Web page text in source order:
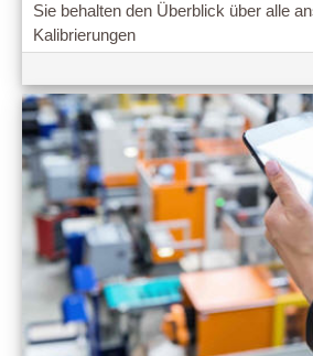
Sie behalten den Überblick über alle
Kalibrierungen